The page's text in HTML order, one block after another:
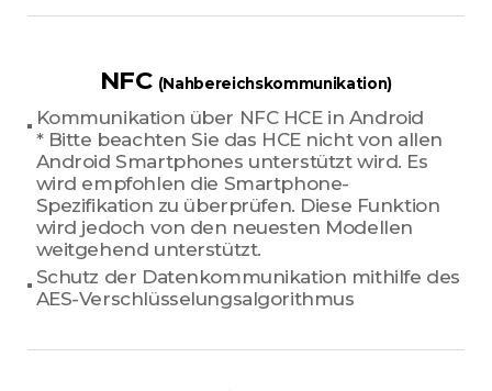
NFC (Nahbereichskommunikation)
Kommunikation über NFC HCE in Android
* Bitte beachten Sie das HCE nicht von allen
Android Smartphones unterstützt wird. Es
wird empfohlen die Smartphone-
Spezifikation zu überprüfen. Diese Funktion
wird jedoch von den neuesten Modellen
weitgehend unterstützt.
Schutz der Datenkommunikation mithilfe des
AES-Verschlüsselungsalgorithmus